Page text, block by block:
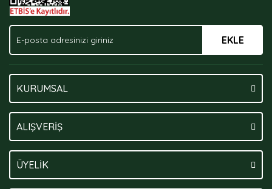
EKLE
KURUMSAL
ALIŞVERİŞ
ÜYELİK